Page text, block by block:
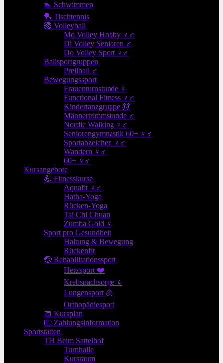
🏊 Schwimmen
🏓 Tischtennis
🏐 Volleyball
Mo Volley Hobby ♀♂
Di Volley Senioren ♂
Do Volley Sport ♀♂
Ballsportgruppen
Prellball ♂
Bewegungssport
Frauenturnstunde ♀
Functional Fitness ♀♂
Kindertanzgruppe 💃💃
Männertrimmstunde ♂
Nordic Walking ♀♂
Seniorengymnastik 60+ ♀♂
Sportabzeichen ♀♂
Wandern ♀♂
60+ ♀♂
Kursangebote
💪 Fitnesskurse
Aquafit ♀♂
Hatha-Yoga
Rücken-Yoga
Tai Chi Chuan
Zumba Gold ♀
Sport pro Gesundheit
Haltung & Bewegung
Rückenfit
🤕 Rehabilitationssport
Herzsport ❤️
Krebsnachsorge ♀
Lungensport 🫁
Orthopädiesport
📅 Kursplan
💶 Zahlungsinformation
Sportstätten
TH Beim Sattelhof
Turnhalle
Kursraum